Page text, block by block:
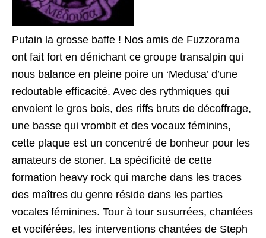
Putain la grosse baffe ! Nos amis de Fuzzorama
ont fait fort en dénichant ce groupe transalpin qui
nous balance en pleine poire un ‘Medusa’ d’une
redoutable efficacité. Avec des rythmiques qui
envoient le gros bois, des riffs bruts de décoffrage,
une basse qui vrombit et des vocaux féminins,
cette plaque est un concentré de bonheur pour les
amateurs de stoner. La spécificité de cette
formation heavy rock qui marche dans les traces
des maîtres du genre réside dans les parties
vocales féminines. Tour à tour susurrées, chantées
et vociférées, les interventions chantées de Steph